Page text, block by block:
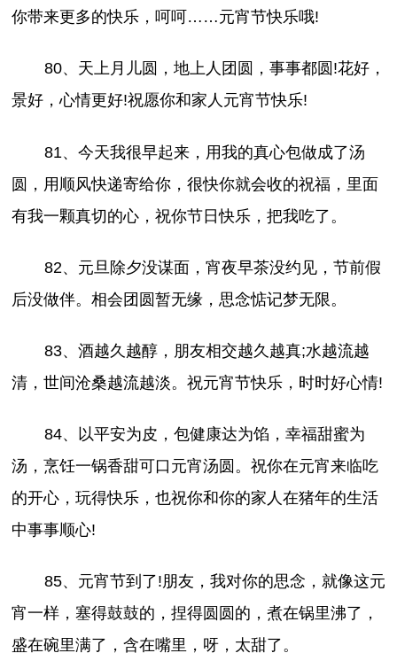
你带来更多的快乐，呵呵……元宵节快乐哦!
80、天上月儿圆，地上人团圆，事事都圆!花好，
景好，心情更好!祝愿你和家人元宵节快乐!
81、今天我很早起来，用我的真心包做成了汤
圆，用顺风快递寄给你，很快你就会收的祝福，里面
有我一颗真切的心，祝你节日快乐，把我吃了。
82、元旦除夕没谋面，宵夜早茶没约见，节前假
后没做伴。相会团圆暂无缘，思念惦记梦无限。
83、酒越久越醇，朋友相交越久越真;水越流越
清，世间沧桑越流越淡。祝元宵节快乐，时时好心情!
84、以平安为皮，包健康达为馅，幸福甜蜜为
汤，烹饪一锅香甜可口元宵汤圆。祝你在元宵来临吃
的开心，玩得快乐，也祝你和你的家人在猪年的生活
中事事顺心!
85、元宵节到了!朋友，我对你的思念，就像这元
宵一样，塞得鼓鼓的，捏得圆圆的，煮在锅里沸了，
盛在碗里满了，含在嘴里，呀，太甜了。